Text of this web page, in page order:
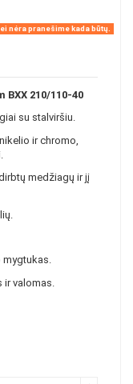
nėra pranešime kada būtų.
BXX 210/110-40
su stalviršiu.
ir chromo,
medžiagų ir jį
mygtukas.
valomas.